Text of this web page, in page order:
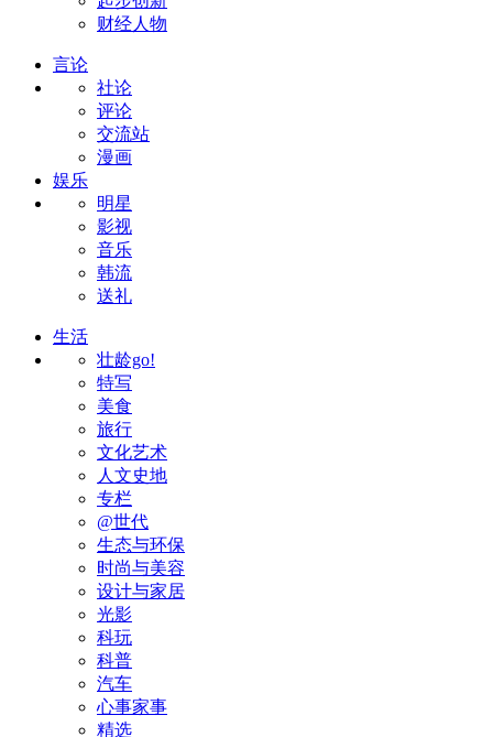
财经人物
言论
社论
评论
交流站
漫画
娱乐
明星
影视
音乐
韩流
送礼
生活
壮龄go!
特写
美食
旅行
文化艺术
人文史地
专栏
@世代
生态与环保
时尚与美容
设计与家居
光影
科玩
科普
汽车
心事家事
精选